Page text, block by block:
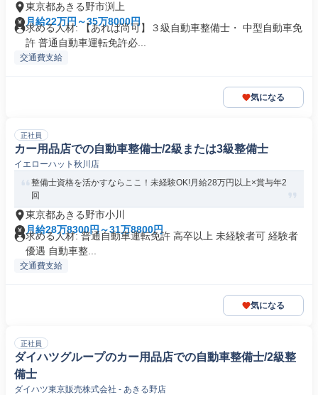
東京都あきる野市渕上
月給22万円～35万8000円
求める人材: 【あれば尚可】３級自動車整備士・ 中型自動車免
許 普通自動車運転免許必...
交通費支給
気になる
正社員
カー用品店での自動車整備士/2級または3級整備士
イエローハット秋川店
整備士資格を活かすならここ！未経験OK!月給28万円以上×賞与年2
回
東京都あきる野市小川
月給28万8300円～31万8800円
求める人材: 普通自動車運転免許 高卒以上 未経験者可 経験者
優遇 自動車整...
交通費支給
気になる
正社員
ダイハツグループのカー用品店での自動車整備士/2級整
備士
ダイハツ東京販売株式会社 - あきる野店